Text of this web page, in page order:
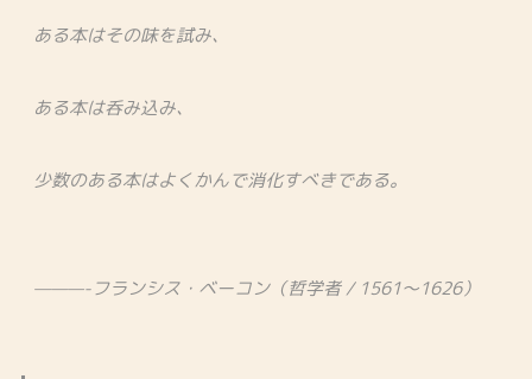
ある本はその味を試み、
ある本は呑み込み、
少数のある本はよくかんで消化すべきである。
———-フランシス・ベーコン（哲学者 / 1561～1626）